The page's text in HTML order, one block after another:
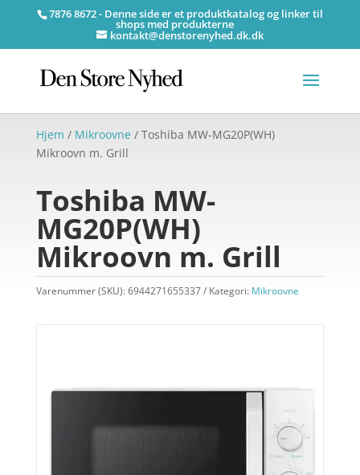
7876 8672 - Denne side er et produktkatalog og linker til
shops med produkterne
kontakt@denstorenyhed.dk.dk
Hjem / Mikroovne / Toshiba MW-MG20P(WH)
Mikroovn m. Grill
Toshiba MW-
MG20P(WH)
Mikroovn m. Grill
Varenummer (SKU):6944271655337 Kategori: Mikroovne